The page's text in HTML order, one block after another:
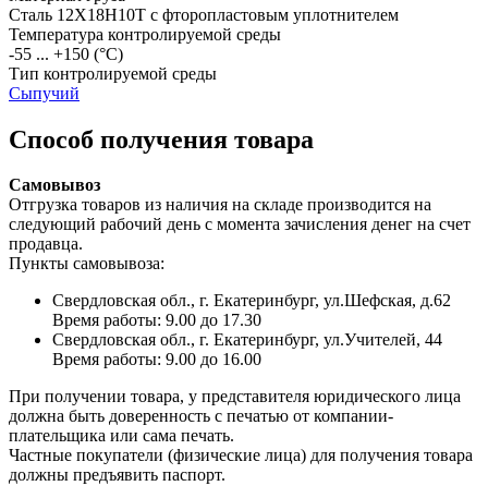
Сталь 12Х18Н10Т с фторопластовым уплотнителем
Температура контролируемой среды
-55 ... +150 (°С)
Тип контролируемой среды
Сыпучий
Способ получения товара
Самовывоз
Отгрузка товаров из наличия на складе производится на
следующий рабочий день с момента зачисления денег на счет
продавца.
Пункты самовывоза:
Свердловская обл., г. Екатеринбург, ул.Шефская, д.62
Время работы: 9.00 до 17.30
Свердловская обл., г. Екатеринбург, ул.Учителей, 44
Время работы: 9.00 до 16.00
При получении товара, у представителя юридического лица
должна быть доверенность с печатью от компании-
плательщика или сама печать.
Частные покупатели (физические лица) для получения товара
должны предъявить паспорт.